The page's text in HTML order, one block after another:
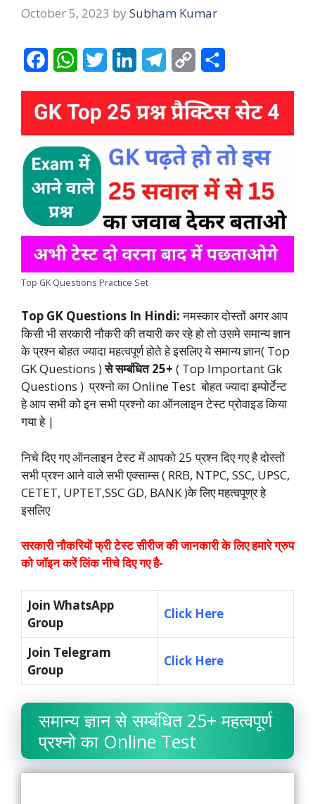
October 5, 2023 by Subham Kumar
c
e
o
o
k
W
a
t
s
A
p
i
t
t
e
r
n
k
e
n
l
e
g
a
m
p
y
L
n
k
a
r
e
Top GK Questions Practice Set
Top GK Questions In Hindi:नमस्कार दोस्तों अगर आप
किसी भी सरकारी नौकरी की तयारी कर रहे हो तो उसमे समान्य ज्ञान
के प्रश्न बोहत ज्यादा महत्वपूर्ण होते हे इसलिए ये समान्य ज्ञान( Top
GK Questions )से सम्बंधित 25+ ( Top Important Gk
Questions ) प्रश्नो का Online Test बोहत ज्यादा इम्पोर्टेन्ट
हे आप सभी को इन सभी प्रश्नो का ऑनलाइन टेस्ट प्रोवाइड किया
गया हे |
निचे दिए गए ऑनलाइन टेस्ट में आपको 25 प्रश्न दिए गए है दोस्तों
सभी प्रश्न आने वाले सभी एक्साम्स ( RRB, NTPC, SSC, UPSC,
CETET, UPTET,SSC GD, BANK )के लिए महत्वपूण्र हे
इसलिए
सरकारी नौकरियों फ्री टेस्ट सीरीज की जानकारी के लिए हमारे ग्रुप
को जॉइन करें लिंक नीचे दिए गए है-
Join WhatsApp
Group
Click Here
Join Telegram
Group
Click Here
समान्य ज्ञान से सम्बंधित 25+ महत्वपूर्ण
प्रश्नो का Online Test